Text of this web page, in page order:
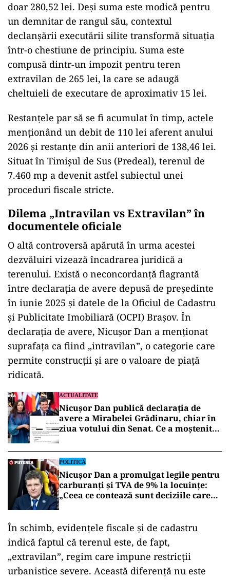
doar 280,52 lei. Deși suma este modică pentru
un demnitar de rangul său, contextul
declanșării executării silite transformă situația
într-o chestiune de principiu. Suma este
compusă dintr-un impozit pentru teren
extravilan de 265 lei, la care se adaugă
cheltuieli de executare de aproximativ 15 lei.
Restanțele par să se fi acumulat în timp, actele
menționând un debit de 110 lei aferent anului
2026 și restanțe din anii anteriori de 138,46 lei.
Situat în Timișul de Sus (Predeal), terenul de
7.460 mp a devenit astfel subiectul unei
proceduri fiscale stricte.
Dilema „Intravilan vs Extravilan” în
documentele oficiale
O altă controversă apărută în urma acestei
dezvăluiri vizează încadrarea juridică a
terenului. Există o neconcordanță flagrantă
între declarația de avere depusă de președinte
în iunie 2025 și datele de la Oficiul de Cadastru
și Publicitate Imobiliară (OCPI) Brașov. În
declarația de avere, Nicușor Dan a menționat
suprafața ca fiind „intravilan”, o categorie care
permite construcții și are o valoare de piață
ridicată.
ACTUALITATE
Nicușor Dan publică declarația de
avere a Mirabelei Grădinaru, chiar în
ziua votului din Senat. Ce a moștenit
POLITICĂ
Nicușor Dan a promulgat legile pentru
carburanți și TVA de 9% la locuințe:
„Ceea ce contează sunt deciziile care
În schimb, evidențele fiscale și de cadastru
indică faptul că terenul este, de fapt,
„extravilan”, regim care impune restricții
urbanistice severe. Această diferență nu este